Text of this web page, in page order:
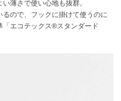
薄さで使い心地も抜群。
ので、フックに掛けて使うのに
「エコテックス®スタンダード